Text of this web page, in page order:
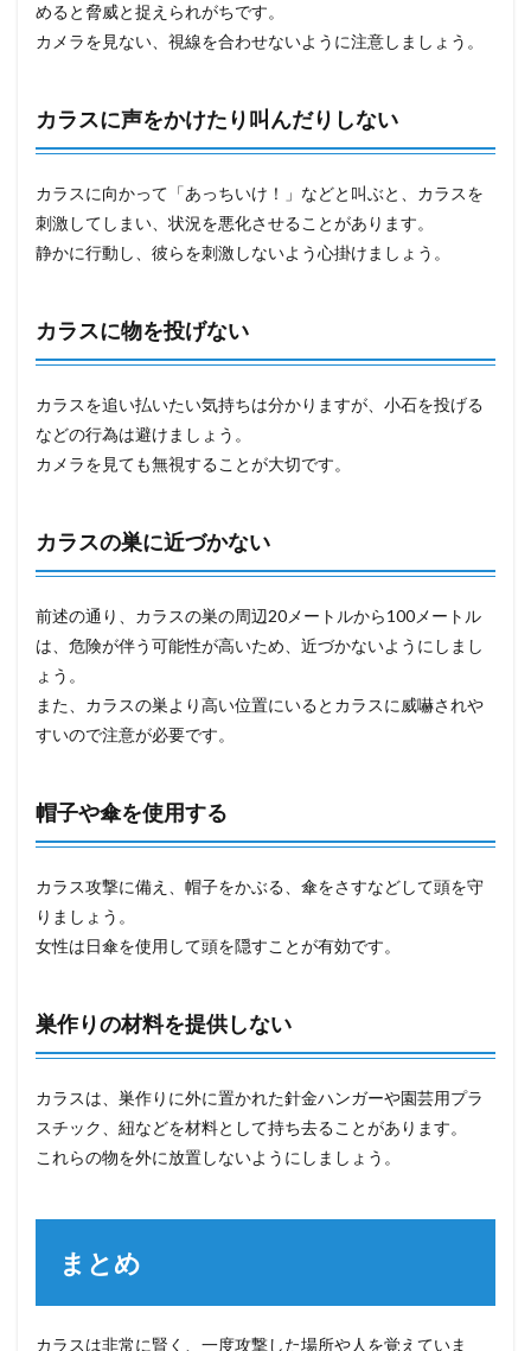
めると脅威と捉えられがちです。
カメラを見ない、視線を合わせないように注意しましょう。
カラスに声をかけたり叫んだりしない
カラスに向かって「あっちいけ！」などと叫ぶと、カラスを
刺激してしまい、状況を悪化させることがあります。
静かに行動し、彼らを刺激しないよう心掛けましょう。
カラスに物を投げない
カラスを追い払いたい気持ちは分かりますが、小石を投げる
などの行為は避けましょう。
カメラを見ても無視することが大切です。
カラスの巣に近づかない
前述の通り、カラスの巣の周辺20メートルから100メートル
は、危険が伴う可能性が高いため、近づかないようにしまし
ょう。
また、カラスの巣より高い位置にいるとカラスに威嚇されや
すいので注意が必要です。
帽子や傘を使用する
カラス攻撃に備え、帽子をかぶる、傘をさすなどして頭を守
りましょう。
女性は日傘を使用して頭を隠すことが有効です。
巣作りの材料を提供しない
カラスは、巣作りに外に置かれた針金ハンガーや園芸用プラ
スチック、紐などを材料として持ち去ることがあります。
これらの物を外に放置しないようにしましょう。
まとめ
カラスは非常に賢く、一度攻撃した場所や人を覚えていま